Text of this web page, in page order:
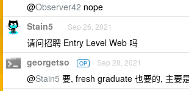
@Observer42 nope
Stain5 Sep 26, 2021
请问招聘 Entry Level Web 吗
georgetso OP Sep 28, 2021
@Stain5 要, fresh graduate 也要的, 主要